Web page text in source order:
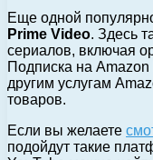
Еще одной
Prime Video. Здесь
сериалов, включая
Подписка на Amazon
другим услугам
товаров.
Если вы желаете
подойдут такие